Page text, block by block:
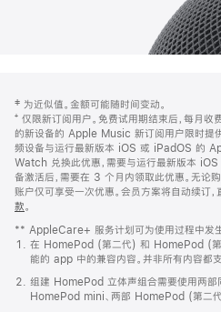
页
页
脚
注
‡ 为近似值。金额可能随时间变动。
⁺ 仅限新订阅用户。免费试用期结束后，每月
的新设备的 Apple Music 新订阅用户限时提
频设备与运行最新版本 iOS 或 iPadOS 的
Watch 兑换此优惠，需要与运行最新版本
备激活后，需要在 3 个月内领取此优惠。无论
账户仅可享受一次优惠。会员方案将自动续订
款。
窗
口
中
打
开)
** AppleCare+ 服务计划可为使用过程中发生
在 HomePod (第二代) 和 HomePod (第
能的 app 中的兼容内容。并非所有内容都
组建 HomePod 立体声组合需要使用两部
HomePod mini、两部 HomePod (第二